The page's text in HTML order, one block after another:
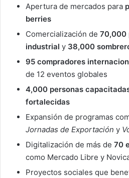
Apertura de mercados para
berries
Comercialización de 70,000
industrial y 38,000
95 compradores
de 12 eventos globales
4,000 personas
fortalecidas
Expansión de programas
Jornadas de Exportación y
Digitalización de más de 70
como Mercado Libre y
Proyectos sociales que